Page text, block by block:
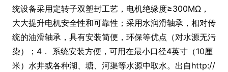
统设备采用定转子双塑封工艺，电机绝缘度≥300MΩ，
大大提升电机安全性和可靠性；采用水润滑轴承，相对传
统的油滑轴承，具有安装简便，环保等优点（对水源无污
染）；4． 系统安装方便，可用在最小口径4英寸（10厘
米）水井或各种湖、塘、河渠等水源中取水。出自http://